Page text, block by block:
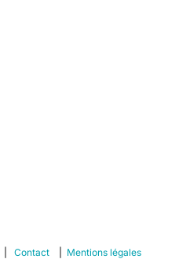
Contact Mentions légales